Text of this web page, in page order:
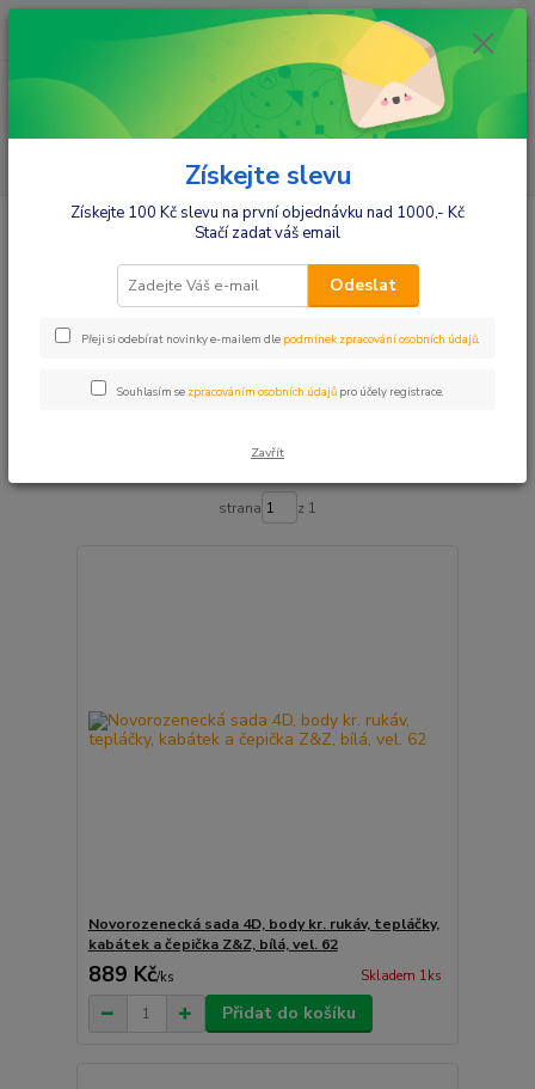
ks
za 0,00 Kč
Kojenecké oblečení Soupravičky,sety oblečení 4 dílné sady
4 dílné sady
Upřesnit parametry
Zobrazuji 1-13 z 13
strana z 1
Novorozenecká sada 4D, body kr. rukáv, tepláčky,
kabátek a čepička Z&Z, bílá, vel. 62
889 Kč/ks Skladem 1ks
Přidat do košíku
Získejte slevu
Získejte 100 Kč slevu na první objednávku nad 1000,- Kč
Stačí zadat váš email
Odeslat
Přeji si odebírat novinky e-mailem dle podmínek zpracování osobních údajů.
Souhlasím se zpracováním osobních údajů pro účely registrace.
Zavřít